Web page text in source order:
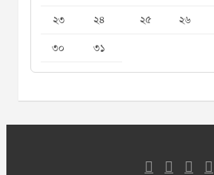
২৩
২৪ ২৫ ২৬
৩০
৩১